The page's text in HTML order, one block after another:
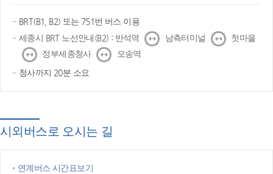
BRT(B1, B2) 또는 751번 버스 이용
세종시 BRT 노선안내(B2) : 반석역
↔ 남측터미널 ↔
첫마을
↔
정부세종청사 ↔
오송역
청사까지 20분 소요
시외버스로 오시는 길
연계버스 시간표보기